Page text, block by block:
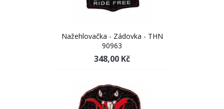
Nažehlovačka - Zádovka - THN
90963
348,00 Kč